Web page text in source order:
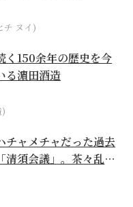
チ ヌイ)
く150余年の歴史を今
る濵田酒造
チャメチャだった過去
清須会議」。茶々乱